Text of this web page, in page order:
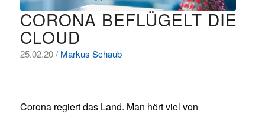
CORONA BEFLÜGELT DIE
CLOUD
25.02.20 / Markus Schaub
Corona regiert das Land. Man hört viel von